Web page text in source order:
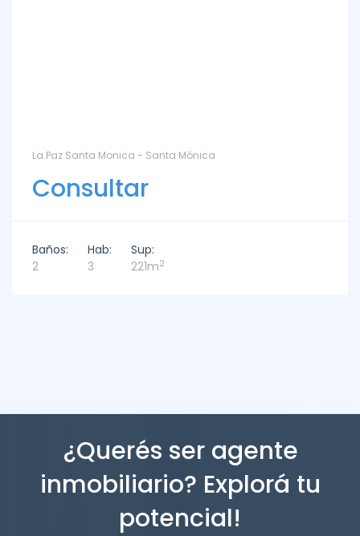
La Paz Santa Monica - Santa Mónica
Consultar
Baños:
2
Hab:
3
Sup:
221m2
¿Querés ser agente
inmobiliario? Explorá tu
potencial!